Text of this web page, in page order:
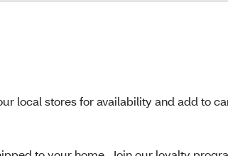
local stores for availability and add to